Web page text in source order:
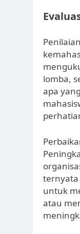
lomba,
apa
ternyata
untuk
atau